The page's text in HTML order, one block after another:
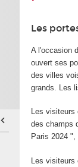
Les
A l'occasion
ouvert ses
des villes
grands. Les
Les visiteurs
des champs
Paris 2024
Les